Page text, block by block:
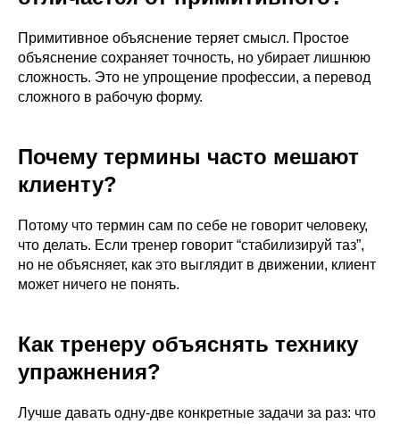
Примитивное объяснение теряет смысл. Простое
объяснение сохраняет точность, но убирает лишнюю
сложность. Это не упрощение профессии, а перевод
сложного в рабочую форму.
Почему термины часто мешают
клиенту?
Потому что термин сам по себе не говорит человеку,
что делать. Если тренер говорит “стабилизируй таз”,
но не объясняет, как это выглядит в движении, клиент
может ничего не понять.
Как тренеру объяснять технику
упражнения?
Лучше давать одну-две конкретные задачи за раз: что
Тренировки с беременными
Фитнес обучение для действующих
тренеров по работе до, во время и
после беременности.
Подробнее о программе →
Быстрые решения для
Точечные навыки за 1 вечер. Изучите
сегодня — примените завтра.